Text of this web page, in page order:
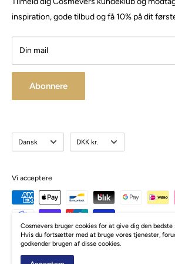
Besøg vores store butik / showroom i
inspiration, gode tilbud og få 10% på dit
Din mail
Abonnere
CVR: 41 50 56 21
Sprog
Dansk Valuta
DKK kr.
Vi acceptere
© Cosmevers
Cosmevers bruger cookies for at give dig den bedste
Hvis du fortsætter med at bruge vores tjenester,
godkender brugen af disse cookies.